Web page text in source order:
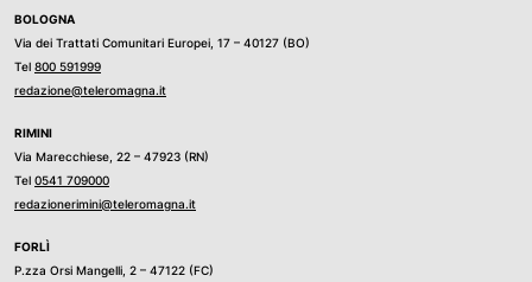
BOLOGNA
Via dei Trattati Comunitari Europei, 17 – 40127 (BO)
Tel 800 591999
redazione@teleromagna.it
RIMINI
Via Marecchiese, 22 – 47923 (RN)
Tel 0541 709000
redazionerimini@teleromagna.it
FORLÌ
P.zza Orsi Mangelli, 2 – 47122 (FC)